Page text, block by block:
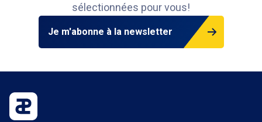
sélectionnées pour vous!
Je m'abonne à la newsletter